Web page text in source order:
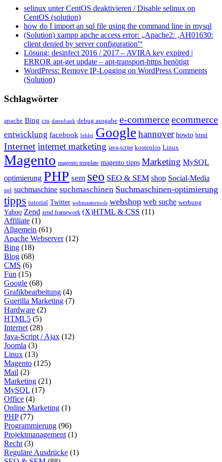
selinux unter CentOS deaktivieren / Disable selinux on
CentOS (solution)
how do I import an sql file using the command line in mysql
(Solution) xampp apche access error: „Apache2: ‚AH01630:
client denied by server configuration'“
Lösung: desinfect 2016 / 2017 – AVIRA key expired |
ERROR apt-get update – apt-transport-https benötigt
WordPress: Remove IP-Logging on WordPress Comments
(Solution)
Schlagwörter
apache Bing css datenbank debug ausgabe e-commerceecommerce
entwicklung facebook fehler Google hannover howto html
Internetinternet marketing java-script kostenlos Linux
Magento magento template magento tipps Marketing MySQL
optimierung PHP sem seo SEO & SEM shop Social-Media
sql suchmaschine suchmaschinen Suchmaschinen-optimierung
tipps tutorial Twitter webmastertools webshop web suche werbung
Yahoo Zend zend framework (X)HTML & CSS (11)
Affiliate (1)
Allgemein (61)
Apache Webserver(12)
Bing (18)
Blog (68)
CMS (6)
Fun (15)
Google (68)
Grafikbearbeitung (4)
Guerilla Marketing (7)
Hardware (2)
HTML5 (5)
Internet (28)
Java-Script / Ajax (12)
Joomla (3)
Linux (13)
Magento (125)
Mail (2)
Marketing (21)
MySQL (17)
Office (4)
Online Marketing (1)
PHP(77)
Programmierung (96)
Projektmanagement (1)
Recht (3)
Reguläre Ausdrücke (1)